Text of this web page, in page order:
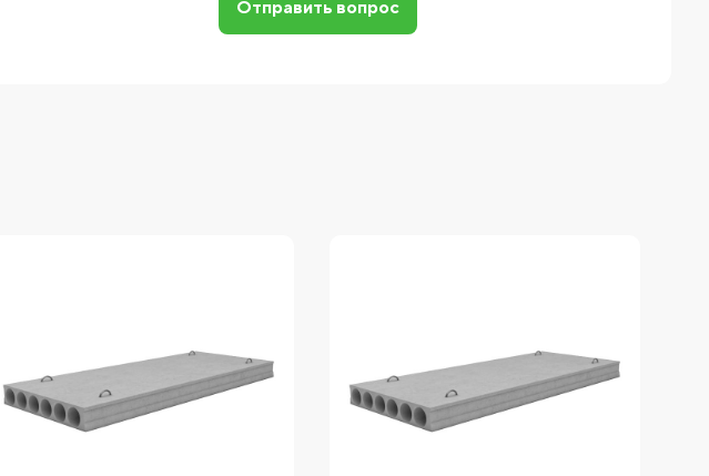
Отправить вопрос